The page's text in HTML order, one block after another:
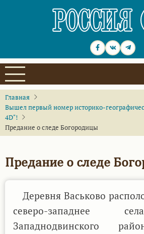
Главная
Вышел первый номер историко-
4D"!
Предание о следе Богородицы
Предание о следе
Деревня Васьково
северо-западнее
Западнодвинского